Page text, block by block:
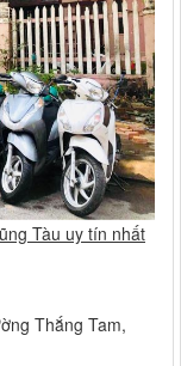
Tàu uy tín nhất
Thắng Tam,